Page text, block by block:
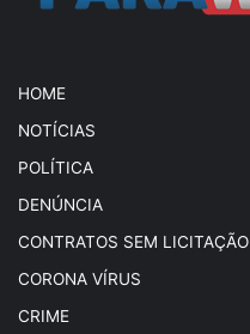
HOME
NOTÍCIAS
POLÍTICA
DENÚNCIA
CONTRATOS SEM LICITAÇÃO
CORONA VÍRUS
CRIME